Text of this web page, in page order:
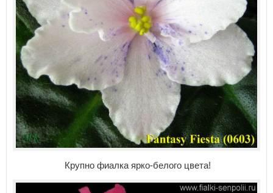
Крупно фиалка ярко-белого цвета!